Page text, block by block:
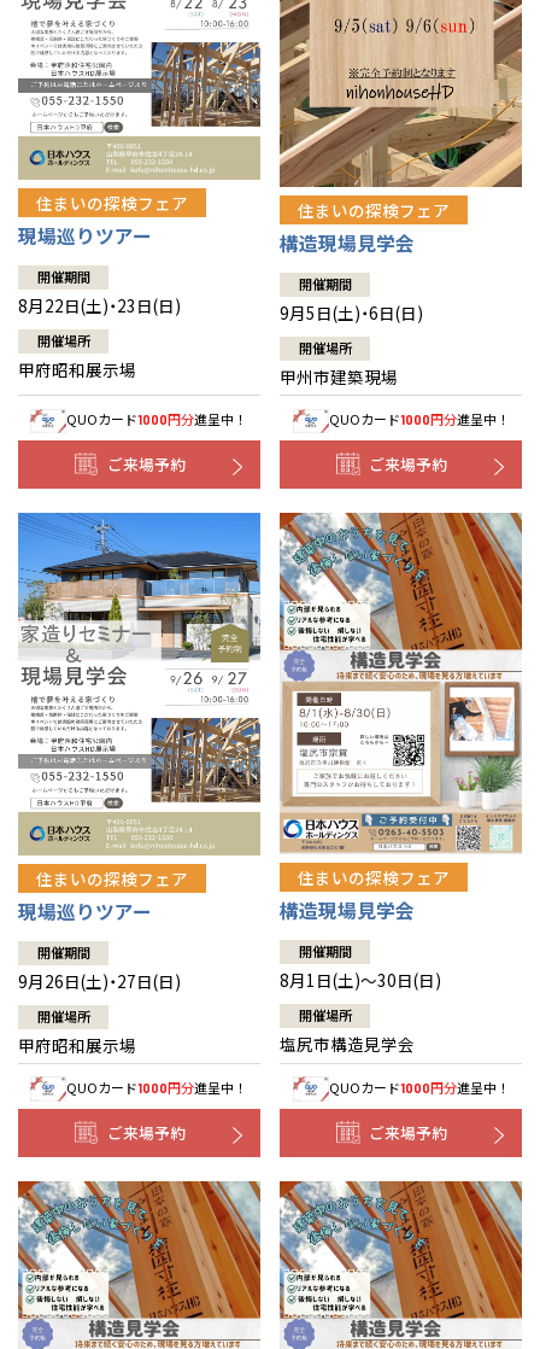
住まいの探検フェア
現場巡りツアー
開催期間
8月22日(土)・23日(日)
開催場所
甲府昭和展示場
QUOカード1000円分進呈中！
ご来場予約
住まいの探検フェア
構造現場見学会
開催期間
9月5日(土)・6日(日)
開催場所
甲州市建築現場
QUOカード1000円分進呈中！
ご来場予約
住まいの探検フェア
現場巡りツアー
開催期間
9月26日(土)・27日(日)
開催場所
甲府昭和展示場
QUOカード1000円分進呈中！
ご来場予約
住まいの探検フェア
構造現場見学会
開催期間
8月1日(土)～30日(日)
開催場所
塩尻市構造見学会
QUOカード1000円分進呈中！
ご来場予約